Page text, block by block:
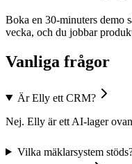
Boka en 30-minuters demo
vecka, och du jobbar
Vanliga frågor
Är Elly ett CRM?
Nej. Elly är ett AI-lager
Vilka mäklarsystem